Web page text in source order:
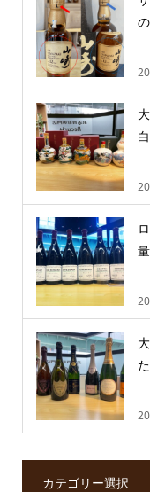
カテゴリー選択